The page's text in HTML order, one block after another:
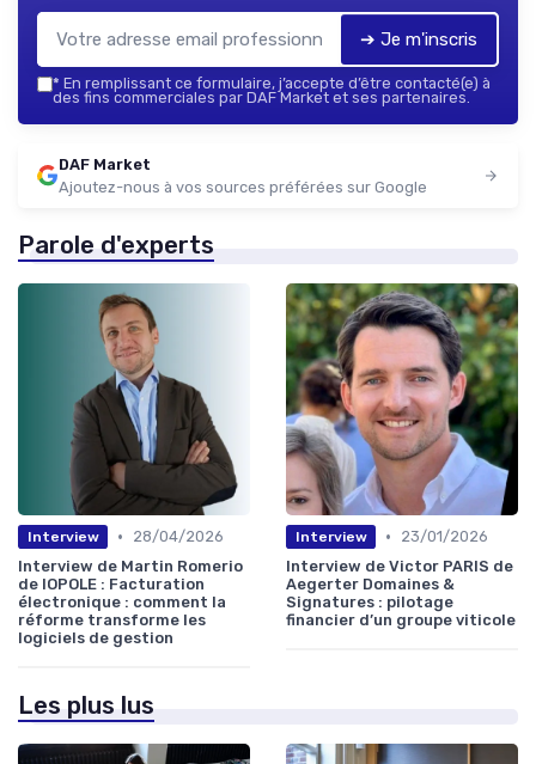
➔ Je m'inscris
* En remplissant ce formulaire, j’accepte d’être contacté(e) à
des fins commerciales par DAF Market et ses partenaires.
DAF Market
Ajoutez-nous à vos sources préférées sur Google
Parole d'experts
Interview •
28/04/2026
Interview de Martin Romerio
de IOPOLE : Facturation
électronique : comment la
réforme transforme les
logiciels de gestion
Interview •
23/01/2026
Interview de Victor PARIS de
Aegerter Domaines &
Signatures : pilotage
financier d’un groupe viticole
Les plus lus